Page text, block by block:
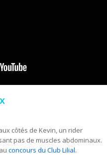
côtés de Kevin, un rider
pas de muscles abdominaux.
concours du Club Lilial.